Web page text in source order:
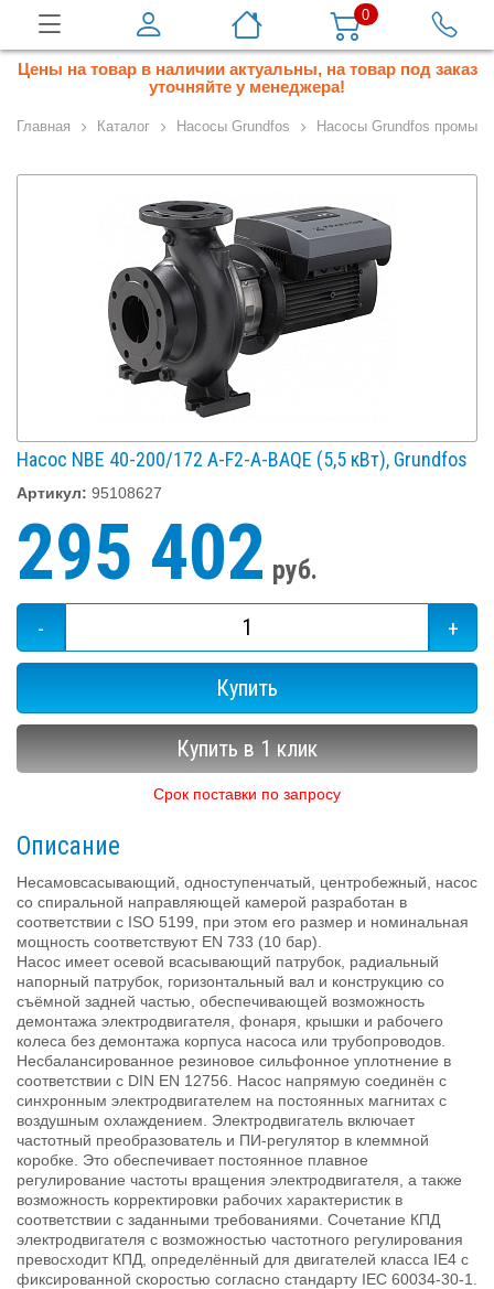
0
Цены на товар в наличии актуальны, на товар под заказ
уточняйте у менеджера!
Главная Каталог Насосы Grundfos Насосы Grundfos
Насос NBE 40-200/172 A-F2-A-BAQE (5,5 кВт), Grundfos
Артикул: 95108627
295 402 руб.
- +
Купить
Купить в 1 клик
Срок поставки по запросу
Описание
Несамовсасывающий, одноступенчатый, центробежный, насос
со спиральной направляющей камерой разработан в
соответствии с ISO 5199, при этом его размер и номинальная
мощность соответствуют EN 733 (10 бар).
Насос имеет осевой всасывающий патрубок, радиальный
напорный патрубок, горизонтальный вал и конструкцию со
съёмной задней частью, обеспечивающей возможность
демонтажа электродвигателя, фонаря, крышки и рабочего
колеса без демонтажа корпуса насоса или трубопроводов.
Несбалансированное резиновое сильфонное уплотнение в
соответствии с DIN EN 12756. Насос напрямую соединён с
синхронным электродвигателем на постоянных магнитах с
воздушным охлаждением. Электродвигатель включает
частотный преобразователь и ПИ-регулятор в клеммной
коробке. Это обеспечивает постоянное плавное
регулирование частоты вращения электродвигателя, а также
возможность корректировки рабочих характеристик в
соответствии с заданными требованиями. Сочетание КПД
электродвигателя с возможностью частотного регулирования
превосходит КПД, определённый для двигателей класса IE4 с
фиксированной скоростью согласно стандарту IEC 60034-30-1.